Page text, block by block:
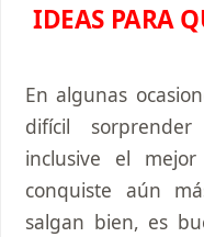
IDEAS PARA
En algunas
difícil
inclusive el
conquiste aún
salgan bien, es